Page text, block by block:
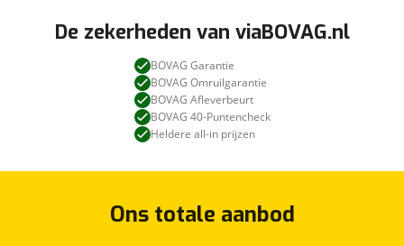
De zekerheden van viaBOVAG.nl
BOVAG Garantie
BOVAG Omruilgarantie
BOVAG Afleverbeurt
BOVAG 40-Puntencheck
Heldere all-in prijzen
Ons totale aanbod